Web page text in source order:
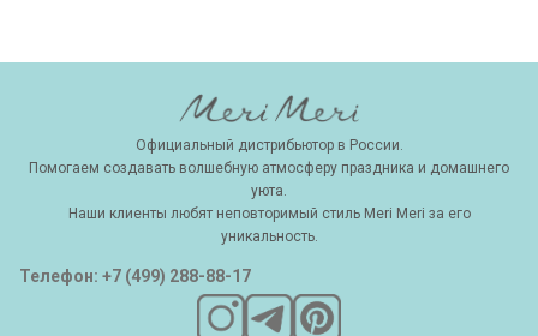
Официальный дистрибьютор в России.
Помогаем создавать волшебную атмосферу праздника и домашнего
уюта.
Наши клиенты любят неповторимый стиль Meri Meri за его
уникальность.
Телефон: +7 (499) 288-88-17